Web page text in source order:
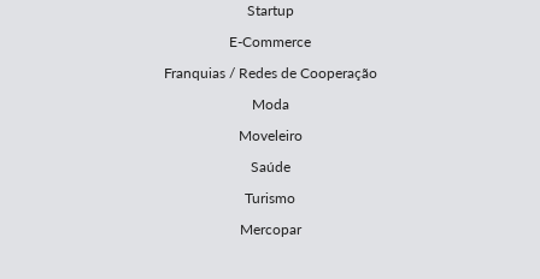
Startup
E-Commerce
Franquias / Redes de Cooperação
Moda
Moveleiro
Saúde
Turismo
Mercopar